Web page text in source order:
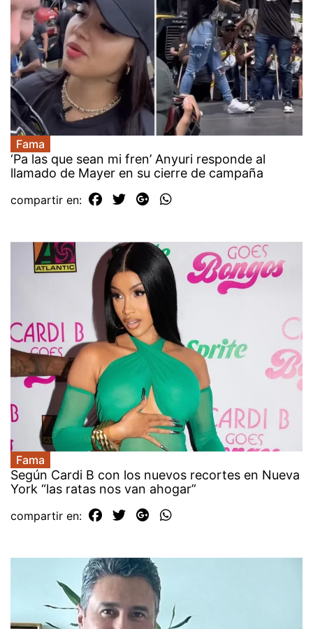
Fama
‘Pa las que sean mi fren’ Anyuri responde al
llamado de Mayer en su cierre de campaña
compartir en:
Fama
Según Cardi B con los nuevos recortes en Nueva
York “las ratas nos van ahogar”
compartir en: